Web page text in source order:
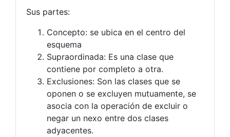
Sus partes:
Concepto: se ubica en el centro del
esquema
Supraordinada: Es una clase que
contiene por completo a otra.
Exclusiones: Son las clases que se
oponen o se excluyen mutuamente, se
asocia con la operación de excluir o
negar un nexo entre dos clases
adyacentes.